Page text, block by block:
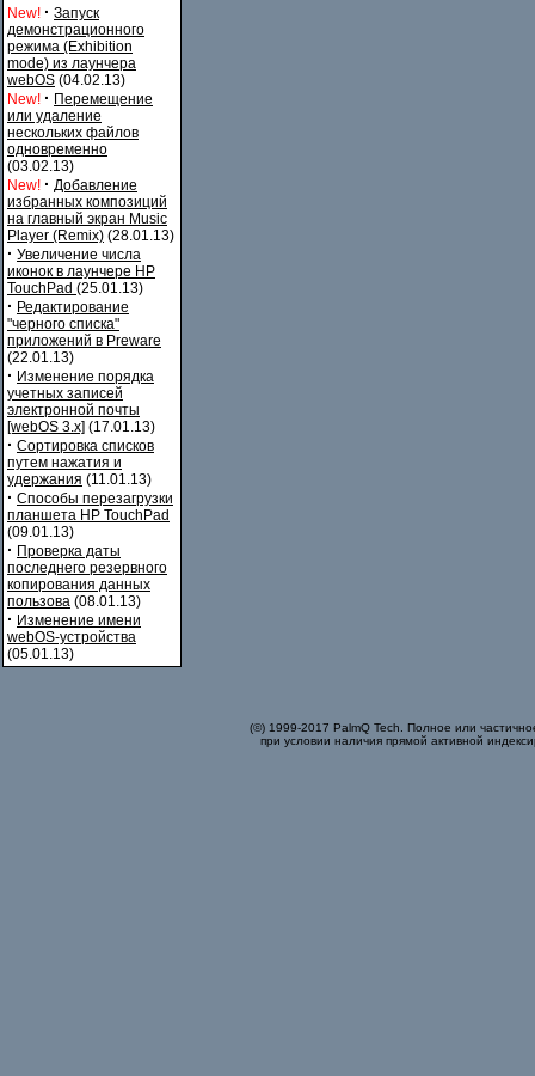
New! · Запуск
демонстрационного
режима (Exhibition
mode) из лаунчера
webOS (04.02.13)
New! · Перемещение
или удаление
нескольких файлов
одновременно
(03.02.13)
New! · Добавление
избранных композиций
на главный экран Music
Player (Remix) (28.01.13)
· Увеличение числа
иконок в лаунчере HP
TouchPad (25.01.13)
· Редактирование
"черного списка"
приложений в Preware
(22.01.13)
· Изменение порядка
учетных записей
электронной почты
[webOS 3.x] (17.01.13)
· Сортировка списков
путем нажатия и
удержания (11.01.13)
· Способы перезагрузки
планшета HP TouchPad
(09.01.13)
· Проверка даты
последнего резервного
копирования данных
пользова (08.01.13)
· Изменение имени
webOS-устройства
(05.01.13)
(©) 1999-2017 PalmQ Tech. Полное или
при условии наличия прямой активной